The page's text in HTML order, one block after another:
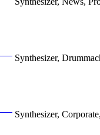
Synthesizer,
Synthesizer,